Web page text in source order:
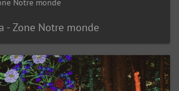
- Zone Notre monde